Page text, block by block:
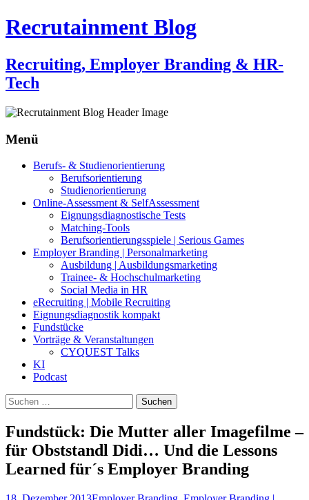
Recrutainment Blog
Recruiting, Employer Branding & HR-
Tech
Menü
Zum
Berufs- & Studienorientierung
Berufsorientierung
Studienorientierung
Online-Assessment & SelfAssessment
Eignungsdiagnostische Tests
Matching-Tools
Berufsorientierungsspiele | Serious Games
Employer Branding | Personalmarketing
Ausbildung | Ausbildungsmarketing
Trainee- & Hochschulmarketing
Social Media in HR
eRecruiting | Mobile Recruiting
Eignungsdiagnostik kompakt
Fundstücke
Vorträge & Veranstaltungen
CYQUEST Talks
KI
Podcast
Suchen
nach:
Fundstück: Die Mutter aller Imagefilme –
für Obststandl Didi… Und die Lessons
Learned für´s Employer Branding